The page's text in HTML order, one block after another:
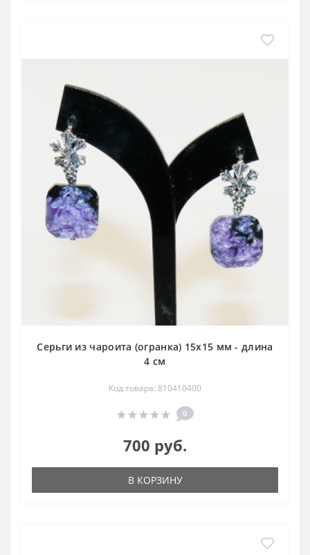
Серьги из чароита (огранка) 15х15 мм - длина
4 см
Код товара: 810410400
0
700 руб.
В КОРЗИНУ